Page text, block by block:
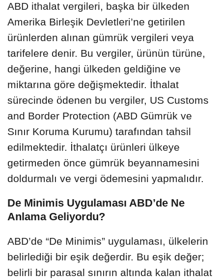
ABD ithalat vergileri, başka bir ülkeden
Amerika Birleşik Devletleri’ne getirilen
ürünlerden alınan gümrük vergileri veya
tarifelere denir. Bu vergiler, ürünün türüne,
değerine, hangi ülkeden geldiğine ve
miktarına göre değişmektedir. İthalat
sürecinde ödenen bu vergiler, US Customs
and Border Protection (ABD Gümrük ve
Sınır Koruma Kurumu) tarafından tahsil
edilmektedir. İthalatçı ürünleri ülkeye
getirmeden önce gümrük beyannamesini
doldurmalı ve vergi ödemesini yapmalıdır.
De Minimis Uygulaması ABD’de Ne
Anlama Geliyordu?
ABD’de “De Minimis” uygulaması, ülkelerin
belirlediği bir eşik değerdir. Bu eşik değer;
belirli bir parasal sınırın altında kalan ithalat